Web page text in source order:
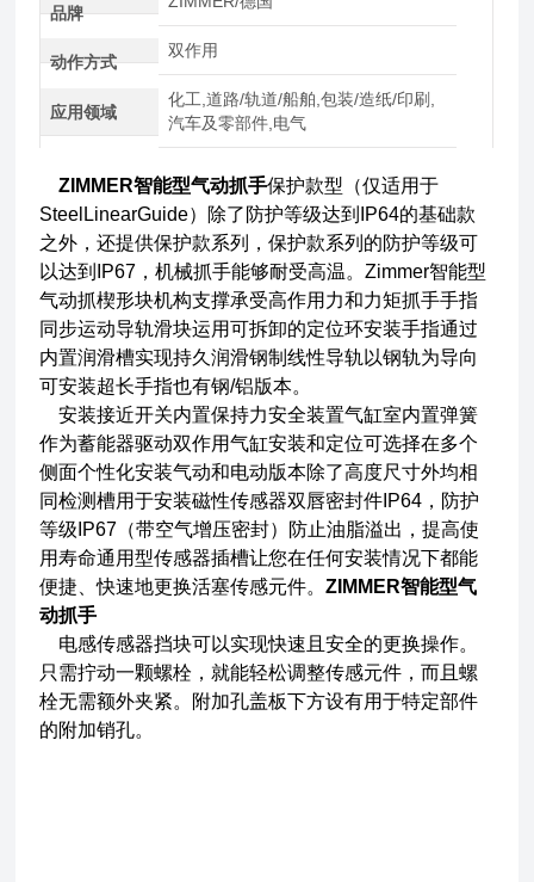
品牌
动作方式
双作用
应用领域
化工,道路/轨道/船舶,包装/造纸/印刷,
汽车及零部件,电气
ZIMMER智能型气动抓手保护款型（仅适用于
SteelLinearGuide）除了防护等级达到IP64的基础款
之外，还提供保护款系列，保护款系列的防护等级可
以达到IP67，机械抓手能够耐受高温。Zimmer智能型
气动抓楔形块机构支撑承受高作用力和力矩抓手手指
同步运动导轨滑块运用可拆卸的定位环安装手指通过
内置润滑槽实现持久润滑钢制线性导轨以钢轨为导向
可安装超长手指也有钢/铝版本。
安装接近开关内置保持力安全装置气缸室内置弹簧
作为蓄能器驱动双作用气缸安装和定位可选择在多个
侧面个性化安装气动和电动版本除了高度尺寸外均相
同检测槽用于安装磁性传感器双唇密封件IP64，防护
等级IP67（带空气增压密封）防止油脂溢出，提高使
用寿命通用型传感器插槽让您在任何安装情况下都能
便捷、快速地更换活塞传感元件。ZIMMER智能型气
动抓手
电感传感器挡块可以实现快速且安全的更换操作。
只需拧动一颗螺栓，就能轻松调整传感元件，而且螺
栓无需额外夹紧。附加孔盖板下方设有用于特定部件
的附加销孔。